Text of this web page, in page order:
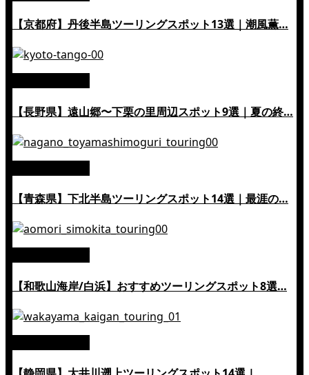
【京都府】丹後半島ツーリングスポット13選｜潮風薫…
【長野県】遠山郷〜下栗の里周辺スポット9選｜夏の終…
【青森県】下北半島ツーリングスポット14選｜最涯の…
【和歌山海岸/白浜】おすすめツーリングスポット8選…